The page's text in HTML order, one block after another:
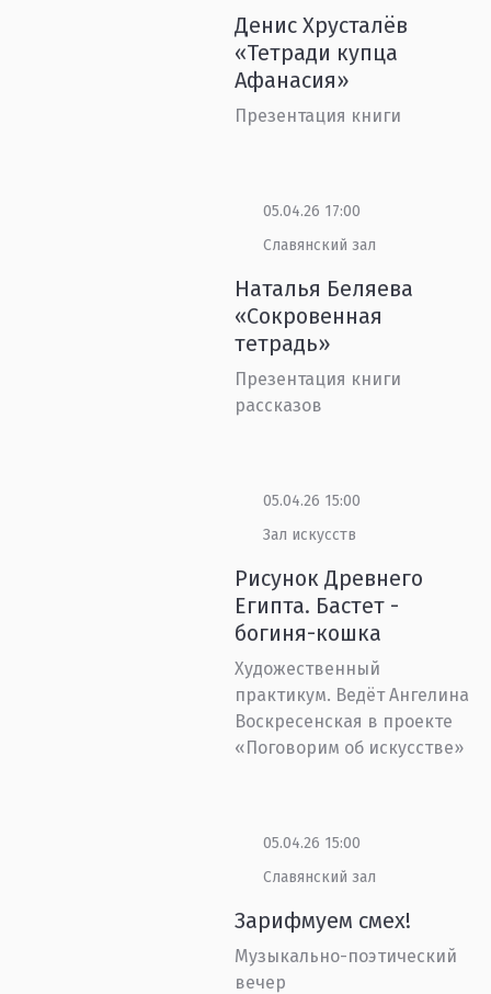
Денис Хрусталёв
«Тетради купца
Афанасия»
Презентация книги
05.04.26 17:00
Славянский зал
Наталья Беляева
«Сокровенная
тетрадь»
Презентация книги
рассказов
05.04.26 15:00
Зал искусств
Рисунок Древнего
Египта. Бастет -
богиня-кошка
Художественный
практикум. Ведёт Ангелина
Воскресенская в проекте
«Поговорим об искусстве»
05.04.26 15:00
Славянский зал
Зарифмуем смех!
Музыкально-поэтический
вечер